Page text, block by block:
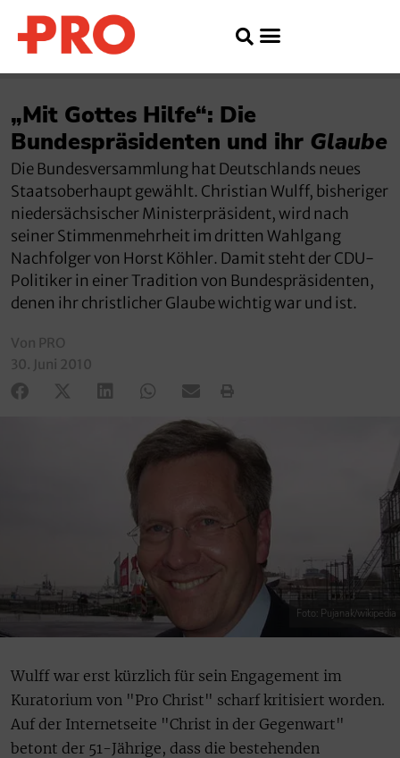
„Mit Gottes Hilfe“: Die
Bundespräsidenten und ihr Glaube
Die Bundesversammlung hat Deutschlands neues
Staatsoberhaupt gewählt. Christian Wulff, bisheriger
niedersächsischer Ministerpräsident, wird nach
seiner Stimmenmehrheit im dritten Wahlgang
Nachfolger von Horst Köhler. Damit steht der CDU-
Politiker in einer Tradition von Bundespräsidenten,
denen ihr christlicher Glaube wichtig war und ist.
Von PRO
30. Juni 2010
Foto: Pujanak/wikipedia
Wulff war erst kürzlich für sein Engagement im
Kuratorium von "Pro Christ" scharf kritisiert worden.
Auf der Internetseite "Christ in der Gegenwart"
betont der 51-Jährige, dass die bestehenden